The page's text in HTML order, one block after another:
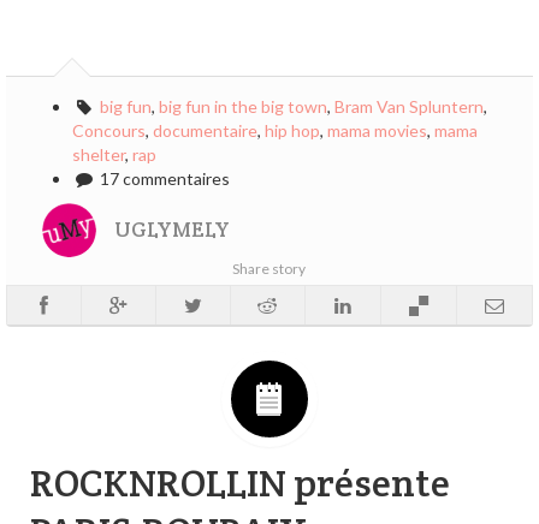
big fun, big fun in the big town, Bram Van Spluntern,
Concours, documentaire, hip hop, mama movies, mama
shelter, rap
17 commentaires
UGLYMELY
Share story
ROCKNROLLIN présente